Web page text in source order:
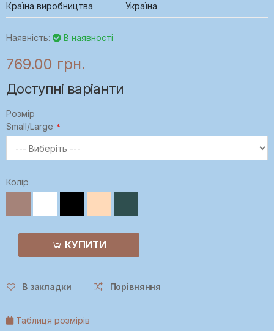
Країна виробництва Україна
Наявність: В наявності
769.00 грн.
Доступні варіанти
Розмір
Small/Large
Колір
КУПИТИ
В закладки Порівняння
Таблиця розмірів